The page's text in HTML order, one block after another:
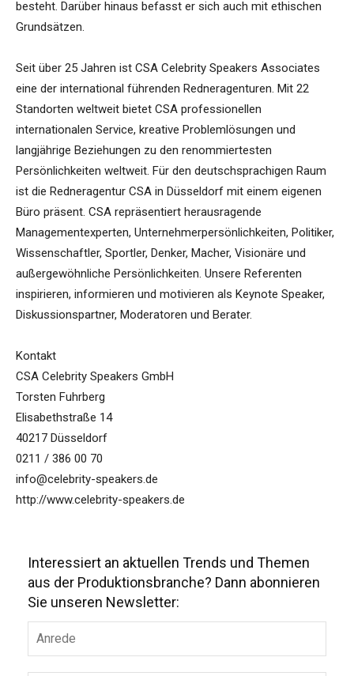
besteht. Darüber hinaus befasst er sich auch mit ethischen
Grundsätzen.
Seit über 25 Jahren ist CSA Celebrity Speakers Associates
eine der international führenden Redneragenturen. Mit 22
Standorten weltweit bietet CSA professionellen
internationalen Service, kreative Problemlösungen und
langjährige Beziehungen zu den renommiertesten
Persönlichkeiten weltweit. Für den deutschsprachigen Raum
ist die Redneragentur CSA in Düsseldorf mit einem eigenen
Büro präsent. CSA repräsentiert herausragende
Managementexperten, Unternehmerpersönlichkeiten, Politiker,
Wissenschaftler, Sportler, Denker, Macher, Visionäre und
außergewöhnliche Persönlichkeiten. Unsere Referenten
inspirieren, informieren und motivieren als Keynote Speaker,
Diskussionspartner, Moderatoren und Berater.
Kontakt
CSA Celebrity Speakers GmbH
Torsten Fuhrberg
Elisabethstraße 14
40217 Düsseldorf
0211 / 386 00 70
info@celebrity-speakers.de
http://www.celebrity-speakers.de
Interessiert an aktuellen Trends und Themen
aus der Produktionsbranche? Dann abonnieren
Sie unseren Newsletter: